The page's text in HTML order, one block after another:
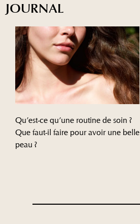
JOURNAL
Qu’est-ce qu’une routine de soin ?
Que faut-il faire pour avoir une belle
peau ?